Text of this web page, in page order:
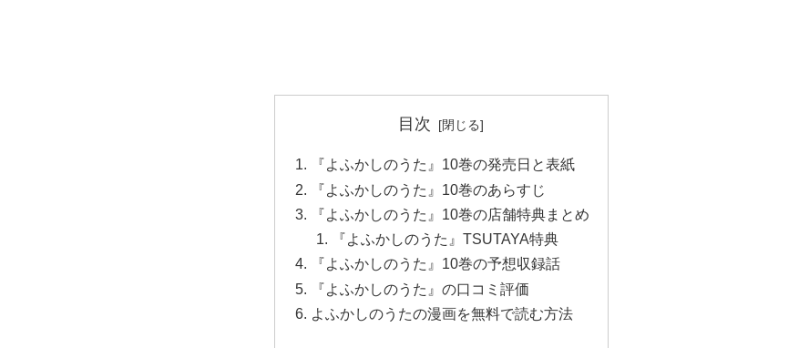
目次
『よふかしのうた』10巻の発売日と表紙
『よふかしのうた』10巻のあらすじ
『よふかしのうた』10巻の店舗特典まとめ
『よふかしのうた』TSUTAYA特典
『よふかしのうた』10巻の予想収録話
『よふかしのうた』の口コミ評価
よふかしのうたの漫画を無料で読む方法